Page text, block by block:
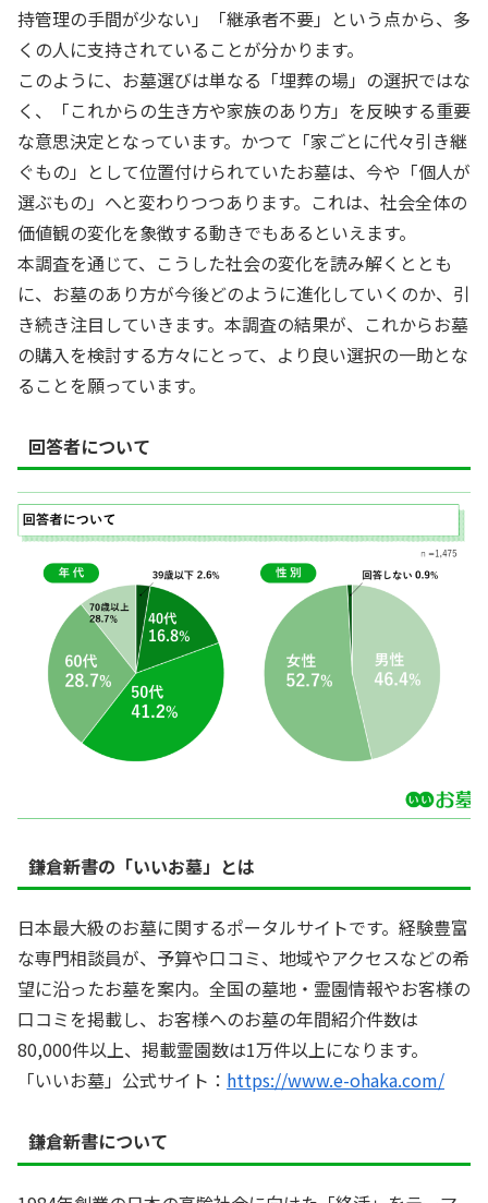
持管理の手間が少ない」「継承者不要」という点から、多
くの人に支持されていることが分かります。
このように、お墓選びは単なる「埋葬の場」の選択ではな
く、「これからの生き方や家族のあり方」を反映する重要
な意思決定となっています。かつて「家ごとに代々引き継
ぐもの」として位置付けられていたお墓は、今や「個人が
選ぶもの」へと変わりつつあります。これは、社会全体の
価値観の変化を象徴する動きでもあるといえます。
本調査を通じて、こうした社会の変化を読み解くととも
に、お墓のあり方が今後どのように進化していくのか、引
き続き注目していきます。本調査の結果が、これからお墓
の購入を検討する方々にとって、より良い選択の一助とな
ることを願っています。
回答者について
鎌倉新書の「いいお墓」とは
日本最大級のお墓に関するポータルサイトです。経験豊富
な専門相談員が、予算や口コミ、地域やアクセスなどの希
望に沿ったお墓を案内。全国の墓地・霊園情報やお客様の
口コミを掲載し、お客様へのお墓の年間紹介件数は
80,000件以上、掲載霊園数は1万件以上になります。
「いいお墓」公式サイト： https://www.e-ohaka.com/
鎌倉新書について